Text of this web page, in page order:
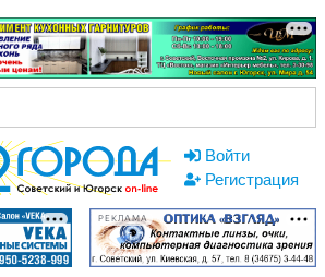
Войти
Регистрация
РЕКЛАМА